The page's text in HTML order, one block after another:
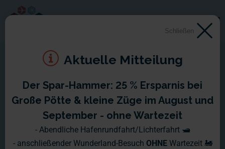
Schließen
Aktuelle Mitteilung
Der Spar-Hammer: 25 % Ersparnis bei
Große Pötte & kleine Züge im August und
September - ohne Wartezeit
- Abendliche Hafenrundfahrt/Lichterfahrt 🛥️
- anschließender Wunderland-Besuch OHNE Wartezeit 🚂